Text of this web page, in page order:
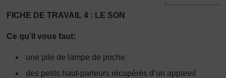
FICHE DE TRAVAIL 4 : LE SON
Ce qu’il vous faut:
une pile de lampe de poche
des petits haut-parleurs récupérés d’un appareil